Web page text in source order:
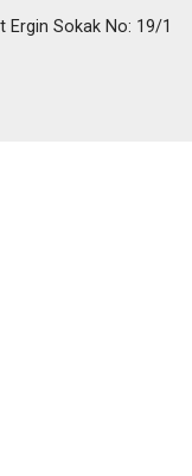
Ergin Sokak No: 19/1